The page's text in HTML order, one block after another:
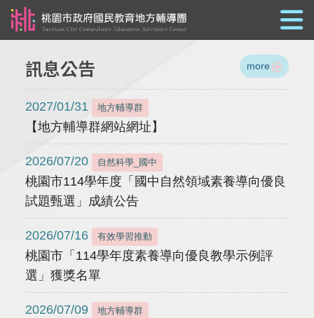
訊息公告 more
2027/01/31 地方輔導群
【地方輔導群網站網址】
2026/07/20 自然科學_國中
桃園市114學年度「國中自然領域素養導向優良
試題甄選」成績公告
2026/07/16 有效學習推動
桃園市「114學年度素養導向優良教學示例評
選」獲獎名單
2026/07/09 地方輔導群